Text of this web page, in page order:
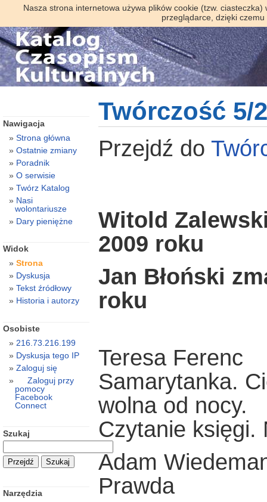
Nasza strona internetowa używa plików cookie (tzw.
przeglądarce, dzięki
Twórczość 5/
Przejdź do
Witold
2009 roku
Jan Błoński
roku
Teresa Ferenc
Samarytanka.
wolna od nocy.
Czytanie księgi.
Adam
Prawda
Nawigacja
Strona główna
Ostatnie zmiany
Poradnik
O serwisie
Twórz Katalog
Nasi
wolontariusze
Dary pieniężne
Widok
Strona
Dyskusja
Tekst źródłowy
Historia i autorzy
Osobiste
216.73.216.199
Dyskusja tego IP
Zaloguj się
Zaloguj przy
pomocy
Facebook
Connect
Szukaj
Narzędzia